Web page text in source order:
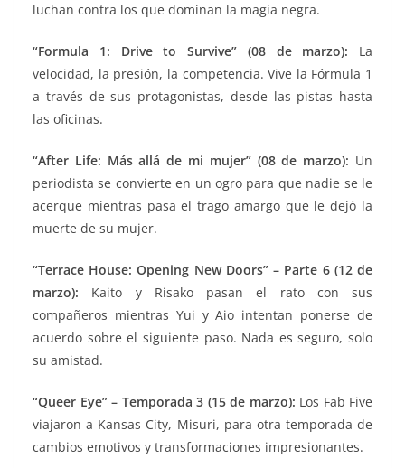
luchan contra los que dominan la magia negra.
“Formula 1: Drive to Survive” (08 de marzo): La
velocidad, la presión, la competencia. Vive la Fórmula 1
a través de sus protagonistas, desde las pistas hasta
las oficinas.
“After Life: Más allá de mi mujer” (08 de marzo): Un
periodista se convierte en un ogro para que nadie se le
acerque mientras pasa el trago amargo que le dejó la
muerte de su mujer.
“Terrace House: Opening New Doors” – Parte 6 (12 de
marzo): Kaito y Risako pasan el rato con sus
compañeros mientras Yui y Aio intentan ponerse de
acuerdo sobre el siguiente paso. Nada es seguro, solo
su amistad.
“Queer Eye” – Temporada 3 (15 de marzo): Los Fab Five
viajaron a Kansas City, Misuri, para otra temporada de
cambios emotivos y transformaciones impresionantes.